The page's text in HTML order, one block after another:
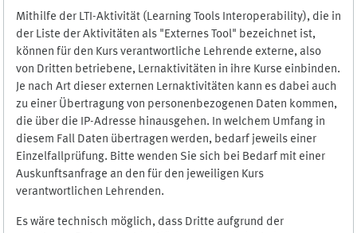
Mithilfe der LTI-Aktivität (Learning Tools Interoperability), die in
der Liste der Aktivitäten als "Externes Tool" bezeichnet ist,
können für den Kurs verantwortliche Lehrende externe, also
von Dritten betriebene, Lernaktivitäten in ihre Kurse einbinden.
Je nach Art dieser externen Lernaktivitäten kann es dabei auch
zu einer Übertragung von personenbezogenen Daten kommen,
die über die IP-Adresse hinausgehen. In welchem Umfang in
diesem Fall Daten übertragen werden, bedarf jeweils einer
Einzelfallprüfung. Bitte wenden Sie sich bei Bedarf mit einer
Auskunftsanfrage an den für den jeweiligen Kurs
verantwortlichen Lehrenden.
Es wäre technisch möglich, dass Dritte aufgrund der